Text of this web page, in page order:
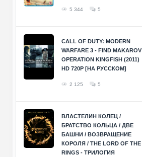
5 344 5
CALL OF DUTY: MODERN
WARFARE 3 - FIND MAKAROV
OPERATION KINGFISH (2011)
HD 720P [НА РУССКОМ]
2 125 5
ВЛАСТЕЛИН КОЛЕЦ /
БРАТСТВО КОЛЬЦА / ДВЕ
БАШНИ / ВОЗВРАЩЕНИЕ
КОРОЛЯ / THE LORD OF THE
RINGS - ТРИЛОГИЯ